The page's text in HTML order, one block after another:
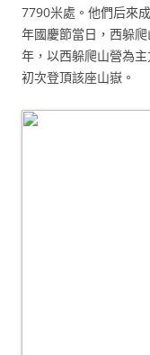
7790米處。他們后來
年國慶節當日，西躲
年，以西躲爬山營為
初次登頂該座山嶽。